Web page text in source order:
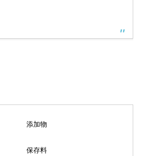
添加物
保存料